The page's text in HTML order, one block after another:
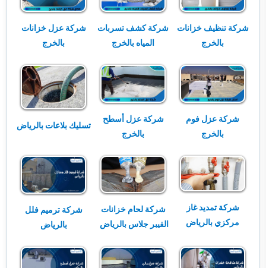
شركة تنظيف خزانات
بالخرج
شركة كشف تسربات
المياه بالخرج
شركة عزل خزانات
بالخرج
شركة عزل فوم
بالخرج
شركة عزل أسطح
بالخرج
تسليك بلاعات بالرياض
شركة تمديد غاز
مركزي بالرياض
شركة لحام خزانات
الفيبر جلاس بالرياض
شركة ترميم فلل
بالرياض